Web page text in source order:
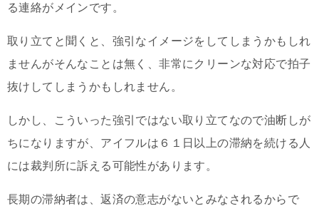
る連絡がメインです。
取り立てと聞くと、強引なイメージをしてしまうかもしれ
ませんがそんなことは無く、非常にクリーンな対応で拍子
抜けしてしまうかもしれません。
しかし、こういった強引ではない取り立てなので油断しが
ちになりますが、アイフルは６１日以上の滞納を続ける人
には裁判所に訴える可能性があります。
長期の滞納者は、返済の意志がないとみなされるからで